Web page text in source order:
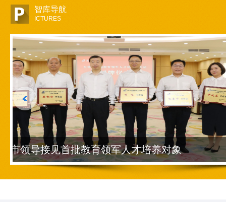
智库导航
ICTURES
曹老师教育智库主持人——曹永浩